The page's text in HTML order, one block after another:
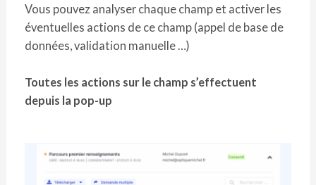
Vous pouvez analyser chaque champ et activer les
éventuelles actions de ce champ (appel de base de
données, validation manuelle …)
Toutes les actions sur le champ s’effectuent
depuis la pop-up